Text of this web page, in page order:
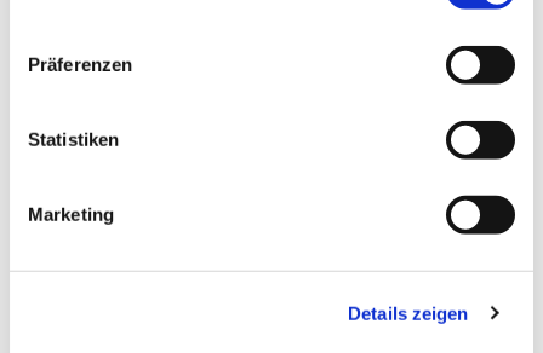
Präferenzen
Statistiken
Marketing
Details zeigen